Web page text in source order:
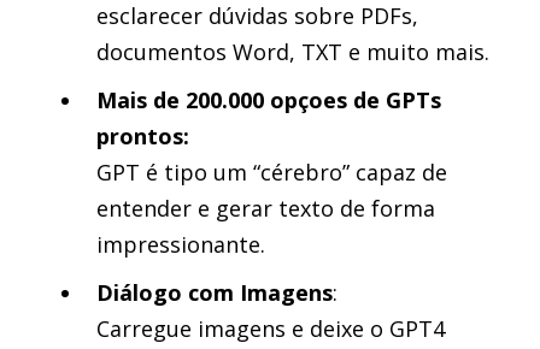
esclarecer dúvidas sobre PDFs,
documentos Word, TXT e muito mais.
Mais de 200.000 opçoes de GPTs
prontos:
GPT é tipo um “cérebro” capaz de
entender e gerar texto de forma
impressionante.
Diálogo com Imagens:
Carregue imagens e deixe o GPT4